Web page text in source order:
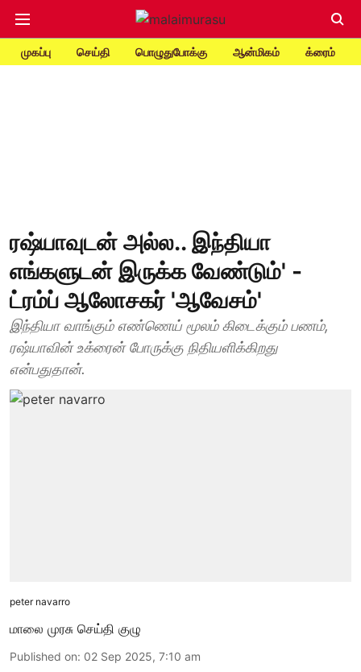
முகப்பு செய்தி பொழுதுபோக்கு ஆன்மிகம் க்ரைம்
ரஷ்யாவுடன் அல்ல.. இந்தியா
எங்களுடன் இருக்க வேண்டும்' -
ட்ரம்ப் ஆலோசகர் 'ஆவேசம்'
இந்தியா வாங்கும் எண்ணெய் மூலம் கிடைக்கும் பணம்,
ரஷ்யாவின் உக்ரைன் போருக்கு நிதியளிக்கிறது
என்பதுதான்.
peter navarro
மாலை முரசு செய்தி குழு
Published on: 02 Sep 2025, 7:10 am